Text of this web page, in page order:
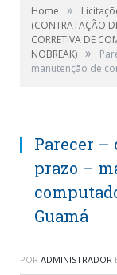
Home »
(CONTRATAÇÃO
CORRETIVA DE
NOBREAK) »
manutenção de
Parecer –
prazo –
Guamá
POR ADMINISTRADOR